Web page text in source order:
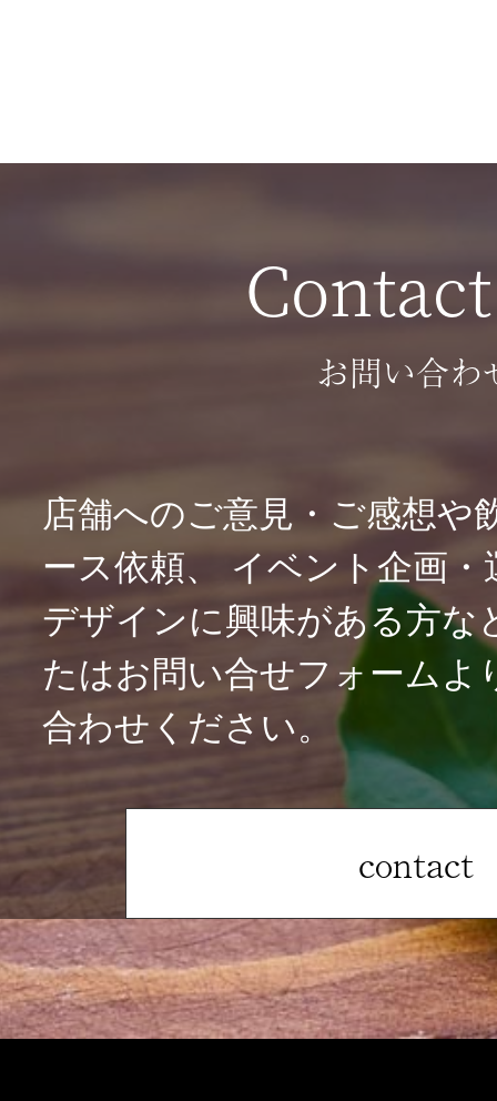
お問い合わ
店舗へのご意見・ご感想や
ース依頼、 イベント企画・
デザインに興味がある方な
たはお問い合せフォームよ
合わせください。
contact